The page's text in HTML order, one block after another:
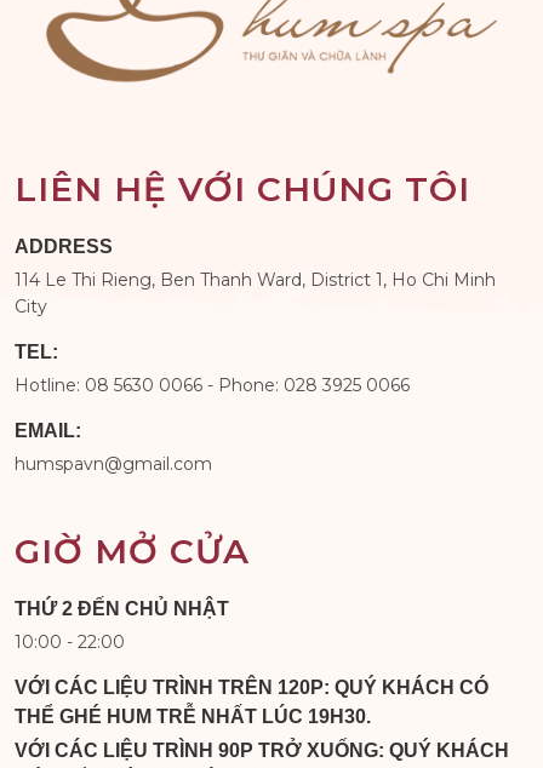
LIÊN HỆ VỚI CHÚNG TÔI
ADDRESS
114 Le Thi Rieng, Ben Thanh Ward, District 1, Ho Chi Minh
City
TEL:
Hotline: 08 5630 0066 - Phone: 028 3925 0066
EMAIL:
humspavn@gmail.com
GIỜ MỞ CỬA
THỨ 2 ĐẾN CHỦ NHẬT
10:00 - 22:00
VỚI CÁC LIỆU TRÌNH TRÊN 120P: QUÝ KHÁCH CÓ
THỂ GHÉ HUM TRỄ NHẤT LÚC 19H30.
VỚI CÁC LIỆU TRÌNH 90P TRỞ XUỐNG: QUÝ KHÁCH